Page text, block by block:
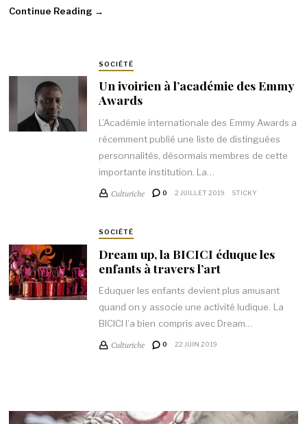
Continue Reading →
SOCIÉTÉ
Un ivoirien à l’académie des Emmy
Awards
L’Académie internationale des Emmy Awards a
récemment publié une liste de distinguées
personnalités, désormais membres de cette
importante institution. La…
Culturiche 0 2 JUILLET 2019 STICKY
SOCIÉTÉ
Dream up, la BICICI éduque les
enfants à travers l’art
Eduquer les enfants devient plus amusant
quand on y associe une activité ludique. La
BICICI l’a bien compris avec Dream…
Culturiche 0 22 JUIN 2019